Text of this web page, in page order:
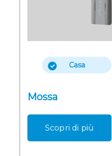
Casa
Mossa
Scopri di più